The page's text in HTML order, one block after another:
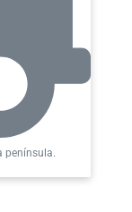
península.